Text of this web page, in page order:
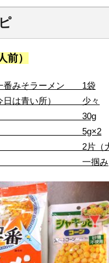
前）
番みそラーメン 1袋
日は青い所） 少々
ン 30g
ー 5g×2
ク 2片（大1
し 一掴み